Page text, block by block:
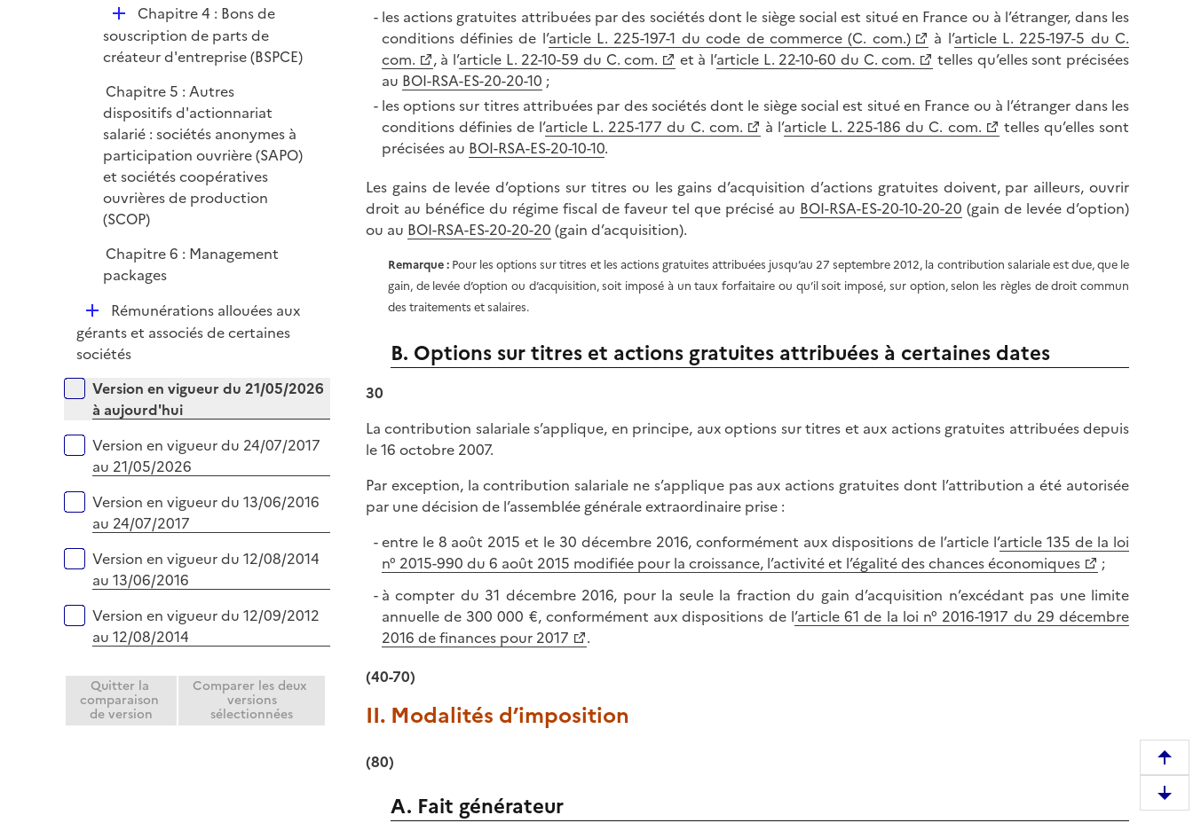
D
é
p
i
e
r
Chapitre 4 : Bons de
souscription de parts de
créateur d'entreprise (BSPCE)
Chapitre 5 : Autres
dispositifs d'actionnariat
salarié : sociétés anonymes à
participation ouvrière (SAPO)
et sociétés coopératives
ouvrières de production
(SCOP)
Chapitre 6 : Management
packages
D
é
p
i
e
r
Rémunérations allouées aux
gérants et associés de certaines
sociétés
Versions sur la période
Version en vigueur du 21/05/2026
à aujourd'hui
Version en vigueur du 24/07/2017
au 21/05/2026
Version en vigueur du 13/06/2016
au 24/07/2017
Version en vigueur du 12/08/2014
au 13/06/2016
Version en vigueur du 12/09/2012
au 12/08/2014
Quitter la
comparaison
de version
Comparer les deux
versions
sélectionnées
les actions gratuites attribuées par des sociétés dont le siège social est situé en France ou à l’étranger, dans les
conditions définies de l’article L. 225-197-1 du code de commerce (C. com.) à l’article L. 225-197-5 du C.
com.
, à l’article L. 22-10-59 du C. com. et à l’article L. 22-10-60 du C. com.
telles qu’elles sont précisées
au BOI-RSA-ES-20-20-10 ;
les options sur titres attribuées par des sociétés dont le siège social est situé en France ou à l’étranger dans les
conditions définies de l’article L. 225-177 du C. com. à l’article L. 225-186 du C. com.
telles qu’elles sont
précisées au BOI-RSA-ES-20-10-10.
Les gains de levée d’options sur titres ou les gains d’acquisition d’actions gratuites doivent, par ailleurs, ouvrir
droit au bénéfice du régime fiscal de faveur tel que précisé au BOI-RSA-ES-20-10-20-20 (gain de levée d’option)
ou au BOI-RSA-ES-20-20-20 (gain d’acquisition).
Remarque :Pour les options sur titres et les actions gratuites attribuées jusqu’au 27 septembre 2012, la contribution salariale est due, que le
gain, de levée d’option ou d’acquisition, soit imposé à un taux forfaitaire ou qu’il soit imposé, sur option, selon les règles de droit commun
des traitements et salaires.
B. Options sur titres et actions gratuites attribuées à certaines dates
30
La contribution salariale s’applique, en principe, aux options sur titres et aux actions gratuites attribuées depuis
le 16 octobre 2007.
Par exception, la contribution salariale ne s’applique pas aux actions gratuites dont l’attribution a été autorisée
par une décision de l’assemblée générale extraordinaire prise :
entre le 8 août 2015 et le 30 décembre 2016, conformément aux dispositions de l’article l’article 135 de la loi
n° 2015-990 du 6 août 2015 modifiée pour la croissance, l’activité et l’égalité des chances économiques
;
à compter du 31 décembre 2016, pour la seule la fraction du gain d’acquisition n’excédant pas une limite
annuelle de 300 000 €, conformément aux dispositions de l’article 61 de la loi n° 2016-1917 du 29 décembre
2016 de finances pour 2017
.
(40-70)
II. Modalités d’imposition
(80)
A. Fait générateur
e
m
D